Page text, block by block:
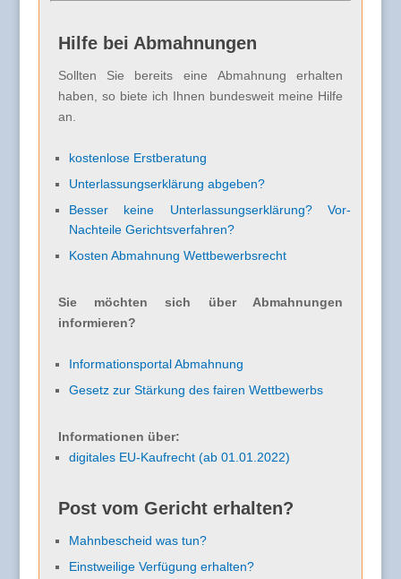
Hilfe bei Abmahnungen
Sollten Sie bereits eine Abmahnung erhalten
haben, so biete ich Ihnen bundesweit meine Hilfe
an.
kostenlose Erstberatung
Unterlassungserklärung abgeben?
Besser keine Unterlassungserklärung? Vor-
Nachteile Gerichtsverfahren?
Kosten Abmahnung Wettbewerbsrecht
Sie möchten sich über Abmahnungen
informieren?
Informationsportal Abmahnung
Gesetz zur Stärkung des fairen Wettbewerbs
Informationen über:
digitales EU-Kaufrecht (ab 01.01.2022)
Post vom Gericht erhalten?
Mahnbescheid was tun?
Einstweilige Verfügung erhalten?